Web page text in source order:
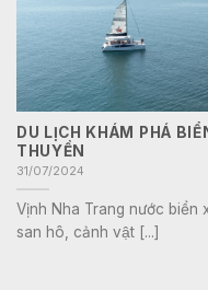
DU LỊCH KHÁM PHÁ
THUYỀN
31/07/2024
Vịnh Nha Trang nước biển
san hô, cảnh vật [...]